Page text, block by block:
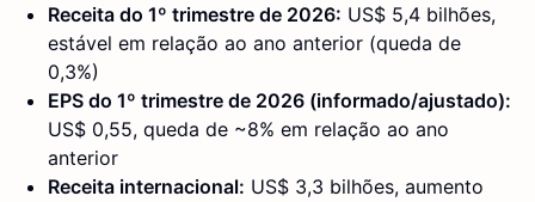
Receita do 1º trimestre de 2026: US$ 5,4 bilhões,
estável em relação ao ano anterior (queda de
0,3%)
EPS do 1º trimestre de 2026 (informado/ajustado):
US$ 0,55, queda de ~8% em relação ao ano
anterior
Receita internacional: US$ 3,3 bilhões, aumento